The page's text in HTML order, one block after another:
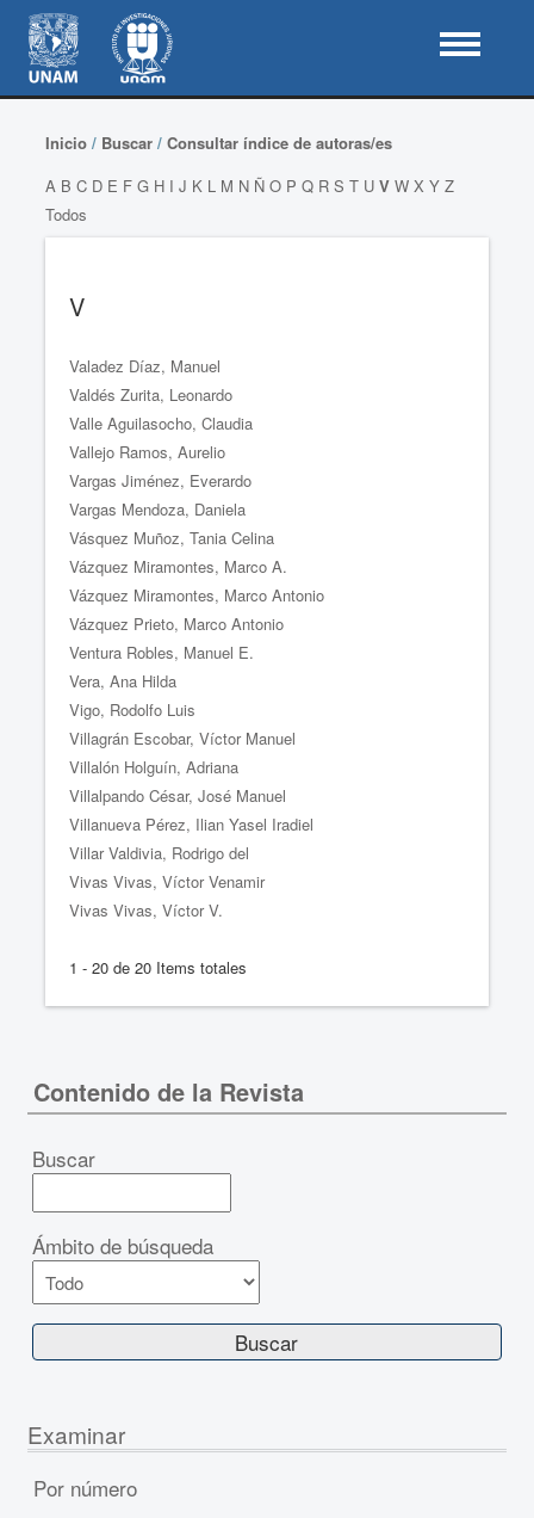
Inicio/ Buscar/ Consultar índice de autoras/es
A B C D E F G H I J K L M N Ñ O P Q R S T U V W X Y Z
Todos
V
Valadez Díaz, Manuel
Valdés Zurita, Leonardo
Valle Aguilasocho, Claudia
Vallejo Ramos, Aurelio
Vargas Jiménez, Everardo
Vargas Mendoza, Daniela
Vásquez Muñoz, Tania Celina
Vázquez Miramontes, Marco A.
Vázquez Miramontes, Marco Antonio
Vázquez Prieto, Marco Antonio
Ventura Robles, Manuel E.
Vera, Ana Hilda
Vigo, Rodolfo Luis
Villagrán Escobar, Víctor Manuel
Villalón Holguín, Adriana
Villalpando César, José Manuel
Villanueva Pérez, Ilian Yasel Iradiel
Villar Valdivia, Rodrigo del
Vivas Vivas, Víctor Venamir
Vivas Vivas, Víctor V.
1 - 20 de 20 Items totales
Contenido de la Revista
Buscar
Ámbito de búsqueda
Examinar
Por número